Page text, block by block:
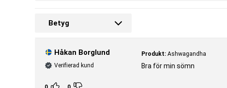
Kan bidra till bättre hudhälsa och kollagenproduktion.
Tillverkare:
Body Science
Betyg
Håkan Borglund
Verifierad kund
Produkt: Ashwagandha
Bra för min sömn